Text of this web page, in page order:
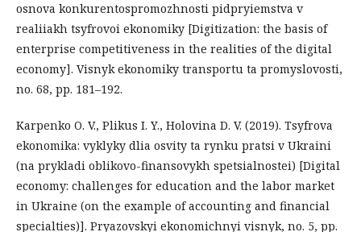
osnova konkurentospromozhnosti pidpryiemstva v
realiiakh tsyfrovoi ekonomiky [Digitization: the basis of
enterprise competitiveness in the realities of the digital
economy]. Visnyk ekonomiky transportu ta promyslovosti,
no. 68, pp. 181–192.
Karpenko O. V., Plikus I. Y., Holovina D. V. (2019). Tsyfrova
ekonomika: vyklyky dlia osvity ta rynku pratsi v Ukraini
(na prykladi oblikovo-finansovykh spetsialnostei) [Digital
economy: challenges for education and the labor market
in Ukraine (on the example of accounting and financial
specialties)]. Pryazovskyi ekonomichnyi visnyk, no. 5, pp.